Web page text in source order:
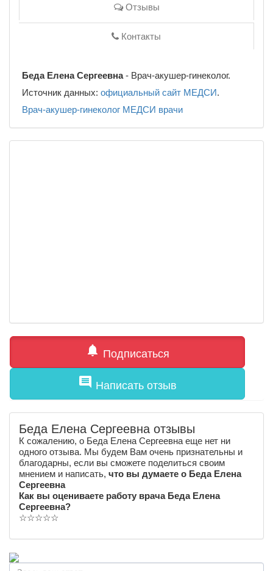
Отзывы
Контакты
Беда Елена Сергеевна- Врач-акушер-гинеколог.
Источник данных: официальный сайт МЕДСИ.
Врач-акушер-гинеколог МЕДСИ врачи
notifications Подписаться
comment Написать отзыв
Беда Елена Сергеевна отзывы
К сожалению, о Беда Елена Сергеевна еще нет ни
одного отзыва. Мы будем Вам очень признательны и
благодарны, если вы сможете поделиться своим
мнением и написать, что вы думаете о Беда Елена
Сергеевна
Как вы оцениваете работу врача Беда Елена
Сергеевна?
☆☆☆☆☆